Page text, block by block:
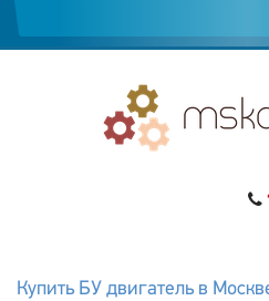
Купить БУ двигатель в